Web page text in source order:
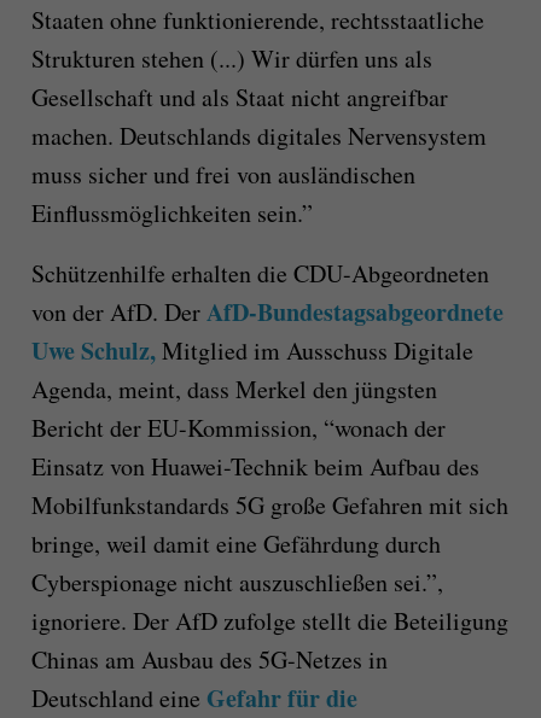
Staaten ohne funktionierende, rechtsstaatliche
Strukturen stehen (...) Wir dürfen uns als
Gesellschaft und als Staat nicht angreifbar
machen. Deutschlands digitales Nervensystem
muss sicher und frei von ausländischen
Einflussmöglichkeiten sein.”
Schützenhilfe erhalten die CDU-Abgeordneten
von der AfD. DerAfD-Bundestagsabgeordnete
Uwe Schulz,Mitglied im Ausschuss Digitale
Agenda, meint, dass Merkel den jüngsten
Bericht der EU-Kommission, “wonach der
Einsatz von Huawei-Technik beim Aufbau des
Mobilfunkstandards 5G große Gefahren mit sich
bringe, weil damit eine Gefährdung durch
Cyberspionage nicht auszuschließen sei.”,
ignoriere. Der AfD zufolge stellt die Beteiligung
Chinas am Ausbau des 5G-Netzes in
Deutschland eine Gefahr für die